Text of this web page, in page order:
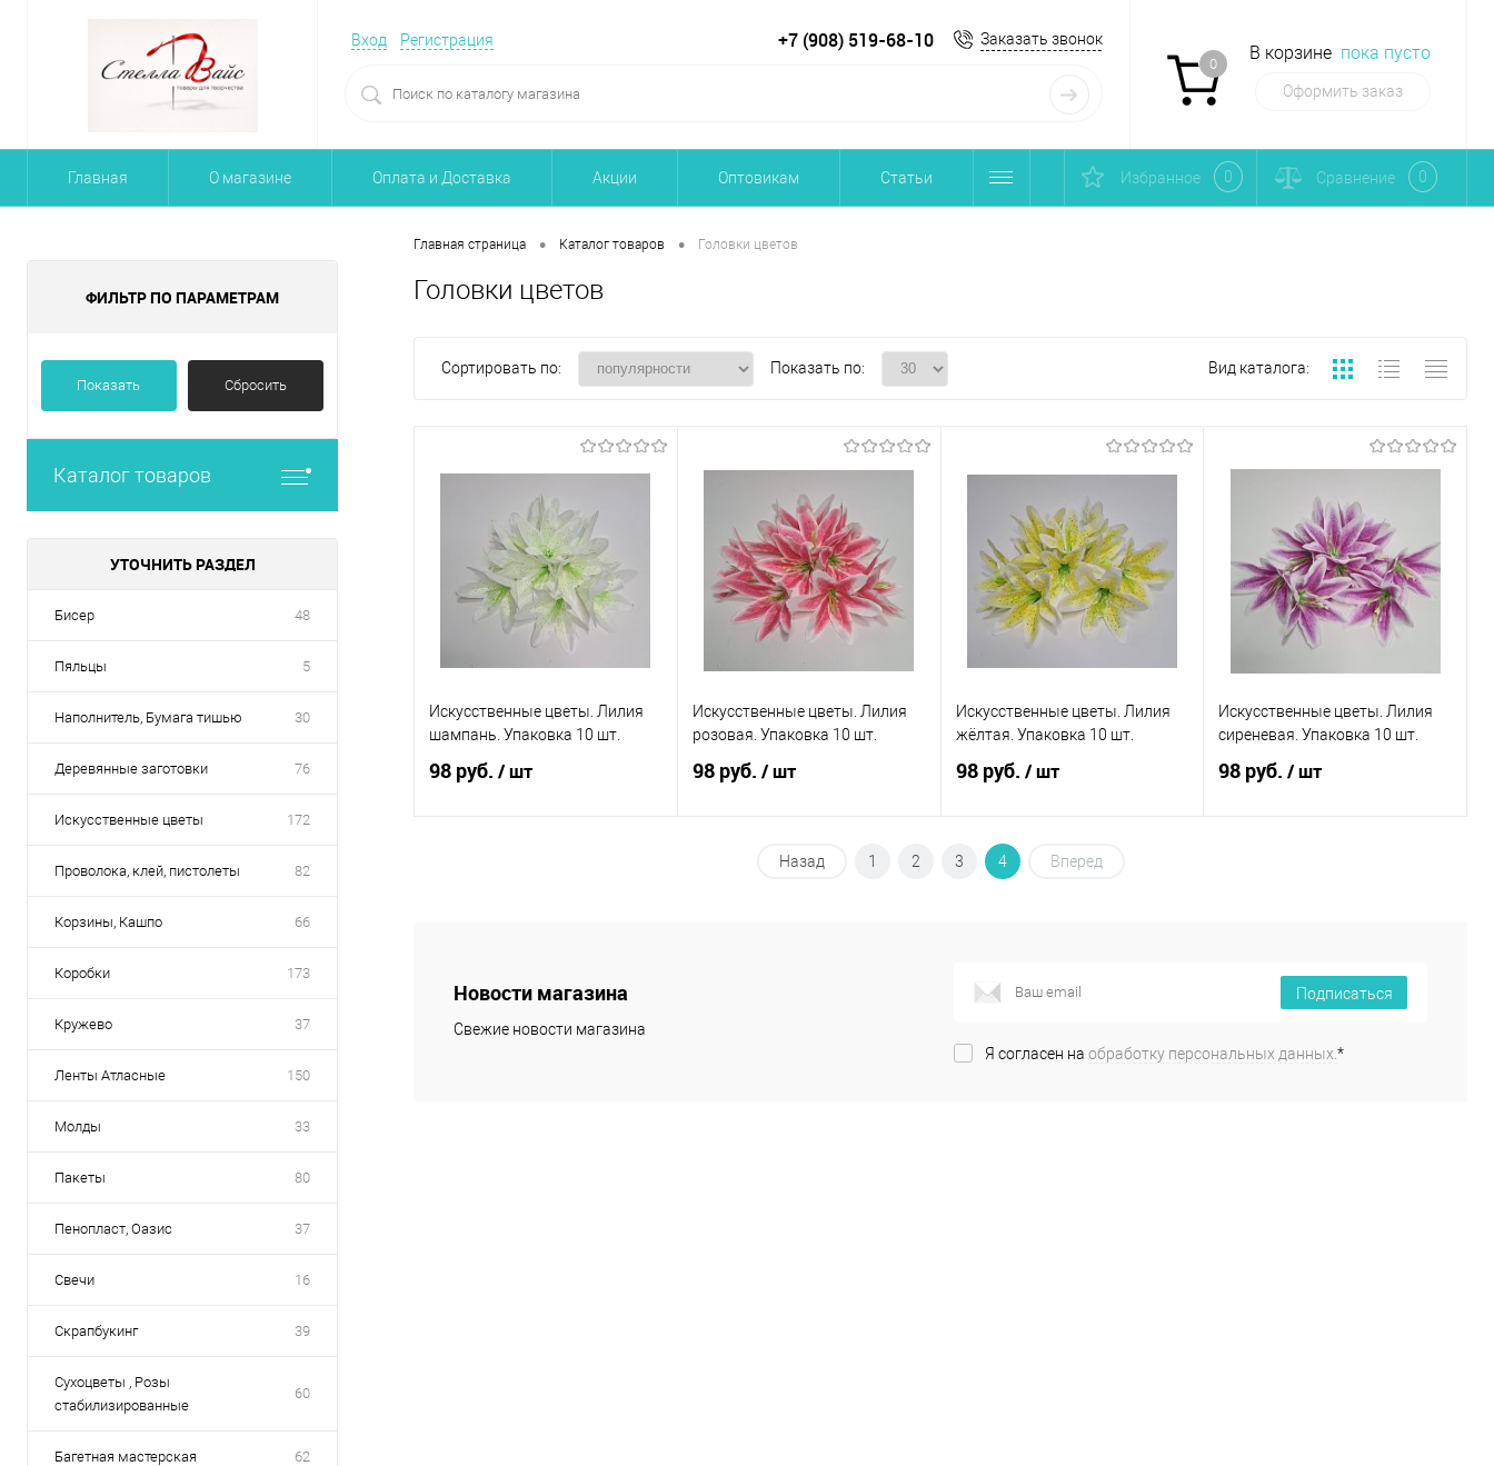
Вход Регистрация +7 (908) 519-68-10 Заказать звонок
0
В корзине пока пусто
Оформить заказ
Главная О магазине Оплата и Доставка Акции Оптовикам Статьи Избранное 0 Сравнение 0
Каталог товаров
УТОЧНИТЬ РАЗДЕЛ
Бисер 48
Пяльцы 5
Наполнитель, Бумага тишью 30
Деревянные заготовки 76
Искусственные цветы 172
Проволока, клей, пистолеты 82
Корзины, Кашпо 66
Коробки 173
Кружево 37
Ленты Атласные 150
Молды 33
Пакеты 80
Пенопласт, Оазис 37
Свечи 16
Скрапбукинг 39
Сухоцветы , Розы
стабилизированные
60
Багетная мастерская 62
ФИЛЬТР ПО ПАРАМЕТРАМ
Показать Сбросить
Главная страница • Каталог товаров • Головки цветов
Головки цветов
Сортировать по: Показать по: Вид каталога:
Искусственные цветы. Лилия
шампань. Упаковка 10 шт.
98 руб. / шт
Искусственные цветы. Лилия
розовая. Упаковка 10 шт.
98 руб. / шт
В корзину
Искусственные цветы. Лилия
жёлтая. Упаковка 10 шт.
98 руб. / шт
В корзину
В избранное
Искусственные цветы. Лилия
сиреневая. Упаковка 10 шт.
98 руб./ шт
В избранное
В наличии
Назад 1 2 3 4 Вперед
Новости магазина
Свежие новости магазина
Подписаться
Я согласен на обработку персональных данных. *